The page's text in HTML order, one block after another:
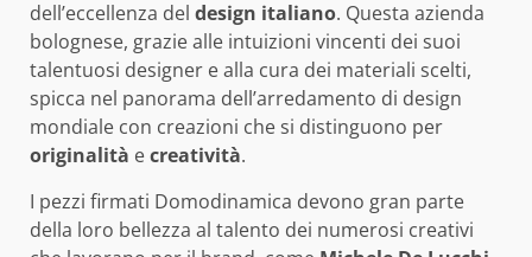
dell’eccellenza del design italiano. Questa azienda
bolognese, grazie alle intuizioni vincenti dei suoi
talentuosi designer e alla cura dei materiali scelti,
spicca nel panorama dell’arredamento di design
mondiale con creazioni che si distinguono per
originalità ecreatività.
I pezzi firmati Domodinamica devono gran parte
della loro bellezza al talento dei numerosi creativi